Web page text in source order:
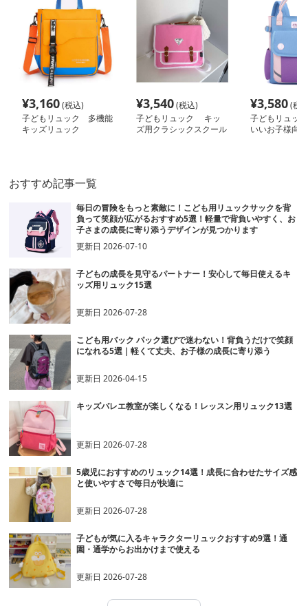
¥3,160(税込)
子どもリュック 多機能
キッズリュック
¥3,540(税込)
子どもリュック キッ
ズ用クラシックスクール
¥3,580(税
子どもリュッ
いいお子様向
おすすめ記事一覧
毎日の冒険をもっと素敵に！こども用リュックサックを背
負って笑顔が広がるおすすめ5選！軽量で背負いやすく、お
子さまの成長に寄り添うデザインが見つかります
更新日2026-07-10
子どもの成長を見守るパートナー！安心して毎日使えるキ
ッズ用リュック15選
更新日2026-07-28
こども用バック パック選びで迷わない！背負うだけで笑顔
になれる5選｜軽くて丈夫、お子様の成長に寄り添う
更新日2026-04-15
キッズバレエ教室が楽しくなる！レッスン用リュック13選
更新日2026-07-28
5歳児におすすめのリュック14選！成長に合わせたサイズ感
と使いやすさで毎日が快適に
更新日2026-07-28
子どもが気に入るキャラクターリュックおすすめ9選！通
園・通学からお出かけまで使える
更新日2026-07-28